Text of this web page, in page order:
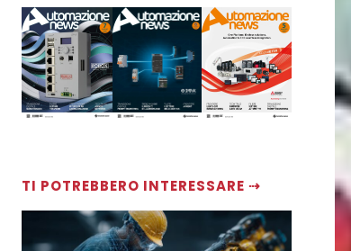
TI POTREBBERO INTERESSARE ⇢